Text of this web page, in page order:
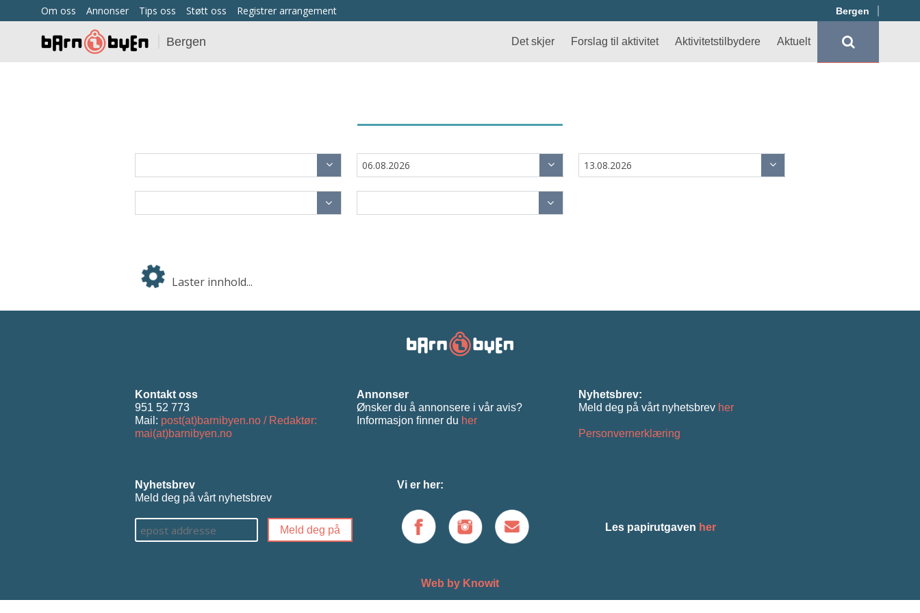
Om oss Annonser Tips oss Støtt oss Registrer arrangement Bergen
Bergen Det skjer Forslag til aktivitet Aktivitetstilbydere Aktuelt
Laster innhold...
Kontakt oss
951 52 773
Mail: post(at)barnibyen.no / Redaktør:
mai(at)barnibyen.no
Annonser
Ønsker du å annonsere i vår avis?
Informasjon ﬁnner du her
Nyhetsbrev:
Meld deg på vårt nyhetsbrev her
Personvernerklæring
Nyhetsbrev
Meld deg på vårt nyhetsbrev
Vi er her:
Les papirutgaven her
Web by Knowit